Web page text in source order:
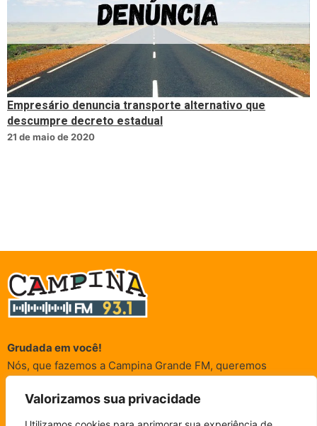
Valorizamos sua privacidade
Empresário denuncia transporte alternativo que
descumpre decreto estadual
21 de maio de 2020
Grudada em você!
Nós, que fazemos a Campina Grande FM, queremos
acompanham sempre. É para vocês que a Rádio existe e por
vocês que as informações (informativas, de entretenimento,